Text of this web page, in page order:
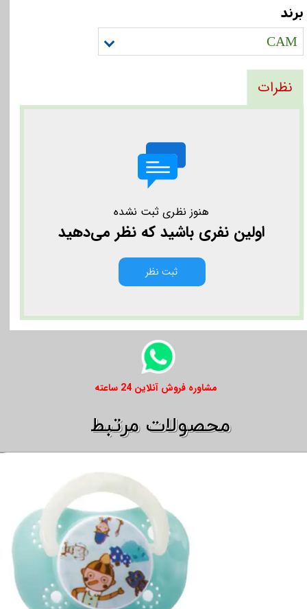
برند
CAM
نظرات
هنوز نظری ثبت نشده
اولین نفری باشید که نظر می‌دهید
ثبت نظر
​​مشاوره فروش آنلاین 24 ساعته
​​محصولات مرتبط